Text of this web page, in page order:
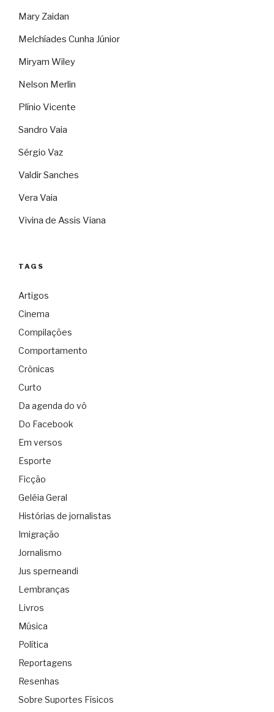
Mary Zaidan
Melchíades Cunha Júnior
Miryam Wiley
Nelson Merlin
Plínio Vicente
Sandro Vaia
Sérgio Vaz
Valdir Sanches
Vera Vaia
Vivina de Assis Viana
TAGS
Artigos
Cinema
Compilações
Comportamento
Crônicas
Curto
Da agenda do vô
Do Facebook
Em versos
Esporte
Ficção
Geléia Geral
Histórias de jornalistas
Imigração
Jornalismo
Jus sperneandi
Lembranças
Livros
Música
Política
Reportagens
Resenhas
Sobre Suportes Físicos